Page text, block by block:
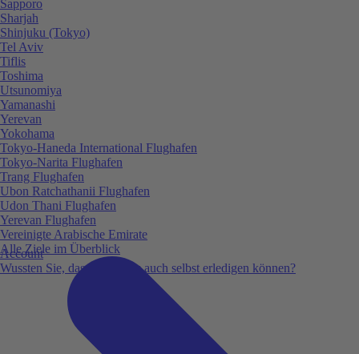
Account
Wussten Sie, dass Sie vieles auch selbst erledigen können?
Sapporo
Sharjah
Shinjuku (Tokyo)
Tel Aviv
Tiflis
Toshima
Utsunomiya
Yamanashi
Yerevan
Yokohama
Tokyo-Haneda International Flughafen
Tokyo-Narita Flughafen
Trang Flughafen
Ubon Ratchathanii Flughafen
Udon Thani Flughafen
Yerevan Flughafen
Vereinigte Arabische Emirate
Alle Ziele im Überblick